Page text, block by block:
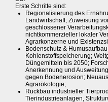
Erste Schritte sind:
Regionalisierung des
Landwirtschaft; Zuweisung
geschlossener
nichtkommerzieller lokaler
Agrarkonzerne und
Bodenschutz &
Kohlenstoffspeicherung;
Düngemitteln bis 2050;
Anerkennung und
gegen Bodenerosion;
Agrarökologie;
Rückbau industrieller
Tierindustrieanlagen,